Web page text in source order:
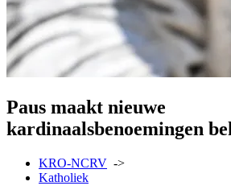
Paus maakt nieuwe
kardinaalsbenoemingen
KRO-NCRV ->
Katholiek